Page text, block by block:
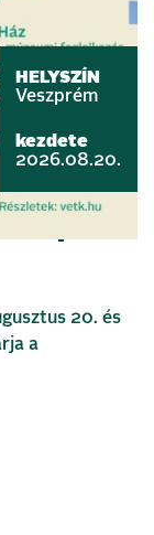
HELYSZÍN
Veszprém
kezdete
2026.08.20.
20. és
a